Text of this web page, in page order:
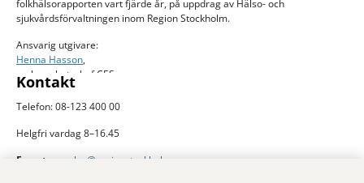
folkhälsorapporten vart fjärde år, på uppdrag av Hälso- och
sjukvårdsförvaltningen inom Region Stockholm.
Ansvarig utgivare:
Henna Hasson,
verksamhetschef CES
Kontakt
Telefon: 08-123 400 00
Helgfri vardag 8–16.45
E-post:
ces.slso@regionstockholm.se